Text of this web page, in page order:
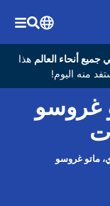
هذا
غروسو
ماتو غروسو